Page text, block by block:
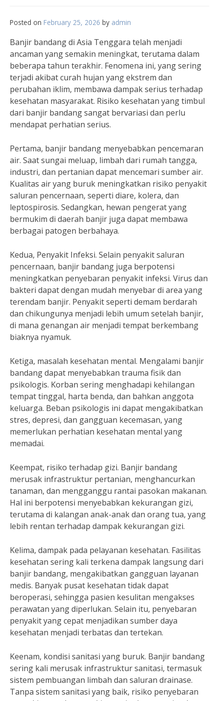
Posted on February 25, 2026 by admin
Banjir bandang di Asia Tenggara telah menjadi
ancaman yang semakin meningkat, terutama dalam
beberapa tahun terakhir. Fenomena ini, yang sering
terjadi akibat curah hujan yang ekstrem dan
perubahan iklim, membawa dampak serius terhadap
kesehatan masyarakat. Risiko kesehatan yang timbul
dari banjir bandang sangat bervariasi dan perlu
mendapat perhatian serius.
Pertama, banjir bandang menyebabkan pencemaran
air. Saat sungai meluap, limbah dari rumah tangga,
industri, dan pertanian dapat mencemari sumber air.
Kualitas air yang buruk meningkatkan risiko penyakit
saluran pencernaan, seperti diare, kolera, dan
leptospirosis. Sedangkan, hewan pengerat yang
bermukim di daerah banjir juga dapat membawa
berbagai patogen berbahaya.
Kedua, Penyakit Infeksi. Selain penyakit saluran
pencernaan, banjir bandang juga berpotensi
meningkatkan penyebaran penyakit infeksi. Virus dan
bakteri dapat dengan mudah menyebar di area yang
terendam banjir. Penyakit seperti demam berdarah
dan chikungunya menjadi lebih umum setelah banjir,
di mana genangan air menjadi tempat berkembang
biaknya nyamuk.
Ketiga, masalah kesehatan mental. Mengalami banjir
bandang dapat menyebabkan trauma fisik dan
psikologis. Korban sering menghadapi kehilangan
tempat tinggal, harta benda, dan bahkan anggota
keluarga. Beban psikologis ini dapat mengakibatkan
stres, depresi, dan gangguan kecemasan, yang
memerlukan perhatian kesehatan mental yang
memadai.
Keempat, risiko terhadap gizi. Banjir bandang
merusak infrastruktur pertanian, menghancurkan
tanaman, dan mengganggu rantai pasokan makanan.
Hal ini berpotensi menyebabkan kekurangan gizi,
terutama di kalangan anak-anak dan orang tua, yang
lebih rentan terhadap dampak kekurangan gizi.
Kelima, dampak pada pelayanan kesehatan. Fasilitas
kesehatan sering kali terkena dampak langsung dari
banjir bandang, mengakibatkan gangguan layanan
medis. Banyak pusat kesehatan tidak dapat
beroperasi, sehingga pasien kesulitan mengakses
perawatan yang diperlukan. Selain itu, penyebaran
penyakit yang cepat menjadikan sumber daya
kesehatan menjadi terbatas dan tertekan.
Keenam, kondisi sanitasi yang buruk. Banjir bandang
sering kali merusak infrastruktur sanitasi, termasuk
sistem pembuangan limbah dan saluran drainase.
Tanpa sistem sanitasi yang baik, risiko penyebaran